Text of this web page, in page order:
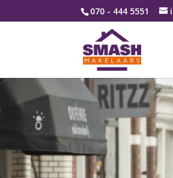
070 - 444 5551